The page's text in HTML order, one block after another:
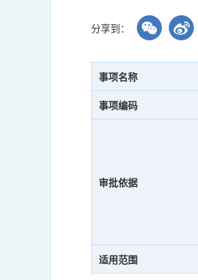
分享到：
事项名称
事项编码
审批依据
适用范围